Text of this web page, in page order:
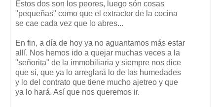
Estos dos son los peores, luego són cosas
"pequeñas" como que el extractor de la cocina
se cae cada vez que lo abres...
En fin, a día de hoy ya no aguantamos más estar
allí. Nos hemos ido a quejar muchas veces a la
"señorita" de la immobiliaria y siempre nos dice
que si, que ya lo arreglará lo de las humedades
y lo del contrato que tiene mucho ajetreo y que
ya lo hará. Así que nos queremos ir.